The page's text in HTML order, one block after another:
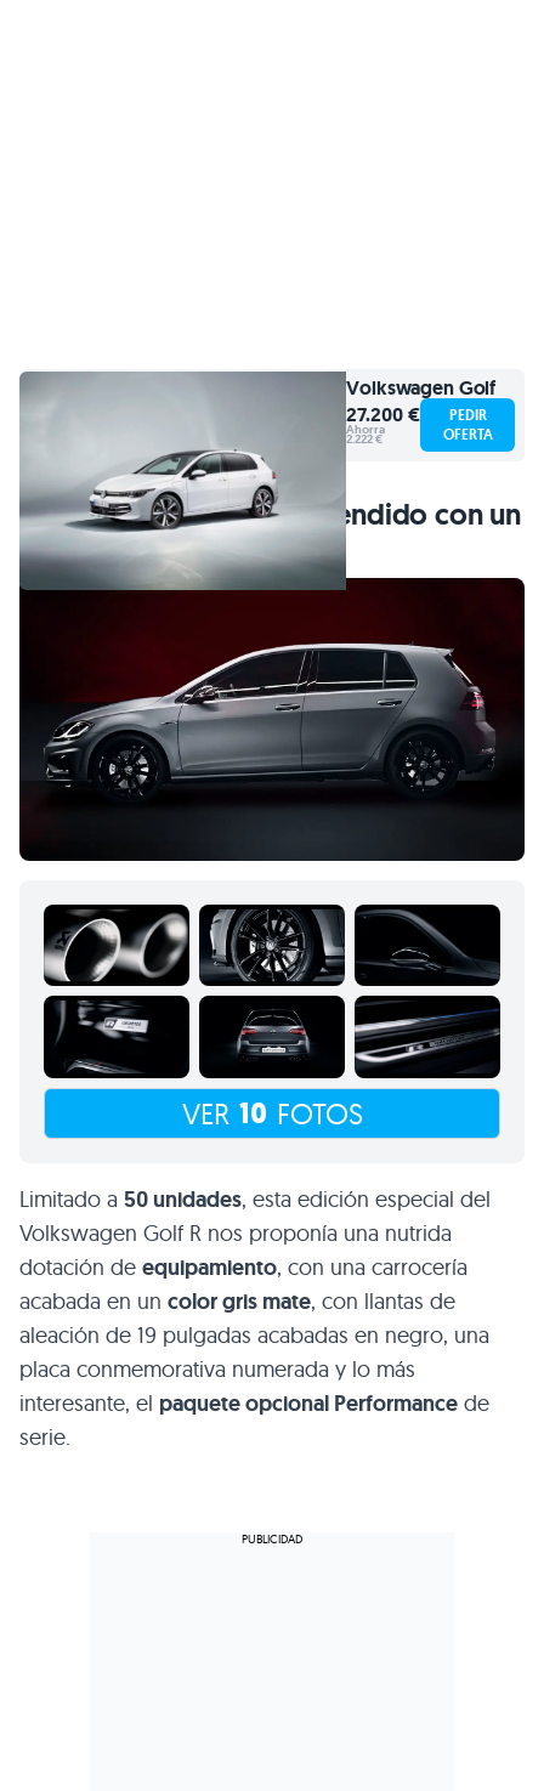
VolkswagenGolf
27.200 €
Ahorra
2.222 €
PEDIR
OFERTA
Las 50 unidades se han vendido con un
precio de 53.900 euros
VER 10 FOTOS
Limitado a 50 unidades, esta edición especial del
Volkswagen Golf R nos proponía una nutrida
dotación de equipamiento, con una carrocería
acabada en un color gris mate, con llantas de
aleación de 19 pulgadas acabadas en negro, una
placa conmemorativa numerada y lo más
interesante, el paquete opcional Performance de
serie.